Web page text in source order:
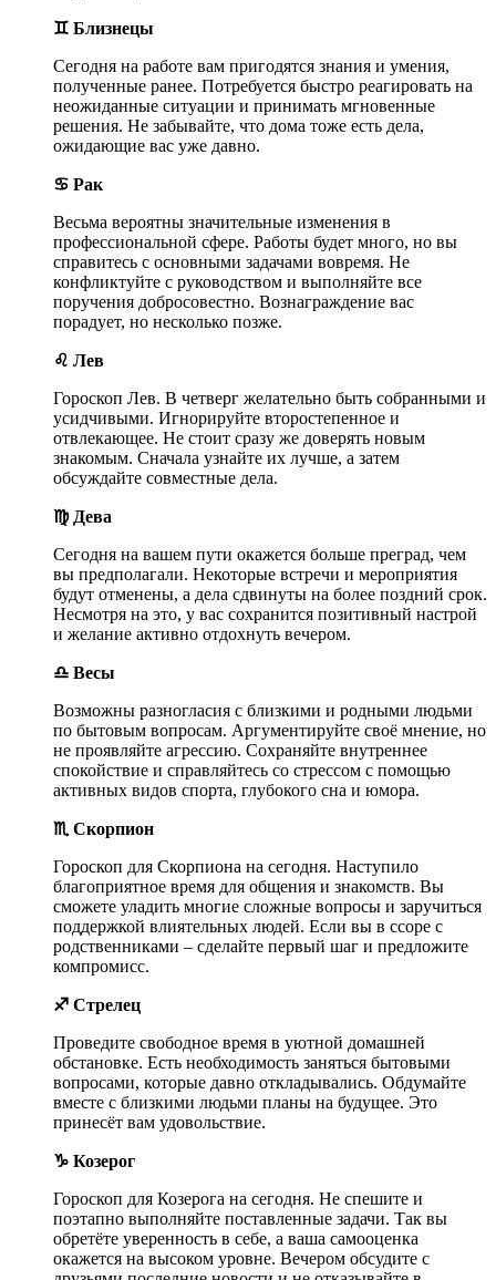
♊ Близнецы
Сегодня на работе вам пригодятся знания и умения,
полученные ранее. Потребуется быстро реагировать на
неожиданные ситуации и принимать мгновенные
решения. Не забывайте, что дома тоже есть дела,
ожидающие вас уже давно.
♋ Рак
Весьма вероятны значительные изменения в
профессиональной сфере. Работы будет много, но вы
справитесь с основными задачами вовремя. Не
конфликтуйте с руководством и выполняйте все
поручения добросовестно. Вознаграждение вас
порадует, но несколько позже.
♌ Лев
Гороскоп Лев. В четверг желательно быть собранными и
усидчивыми. Игнорируйте второстепенное и
отвлекающее. Не стоит сразу же доверять новым
знакомым. Сначала узнайте их лучше, а затем
обсуждайте совместные дела.
♍ Дева
Сегодня на вашем пути окажется больше преград, чем
вы предполагали. Некоторые встречи и мероприятия
будут отменены, а дела сдвинуты на более поздний срок.
Несмотря на это, у вас сохранится позитивный настрой
и желание активно отдохнуть вечером.
♎ Весы
Возможны разногласия с близкими и родными людьми
по бытовым вопросам. Аргументируйте своё мнение, но
не проявляйте агрессию. Сохраняйте внутреннее
спокойствие и справляйтесь со стрессом с помощью
активных видов спорта, глубокого сна и юмора.
♏ Скорпион
Гороскоп для Скорпиона на сегодня. Наступило
благоприятное время для общения и знакомств. Вы
сможете уладить многие сложные вопросы и заручиться
поддержкой влиятельных людей. Если вы в ссоре с
родственниками – сделайте первый шаг и предложите
компромисс.
♐ Стрелец
Проведите свободное время в уютной домашней
обстановке. Есть необходимость заняться бытовыми
вопросами, которые давно откладывались. Обдумайте
вместе с близкими людьми планы на будущее. Это
принесёт вам удовольствие.
♑ Козерог
Гороскоп для Козерога на сегодня. Не спешите и
поэтапно выполняйте поставленные задачи. Так вы
обретёте уверенность в себе, а ваша самооценка
окажется на высоком уровне. Вечером обсудите с